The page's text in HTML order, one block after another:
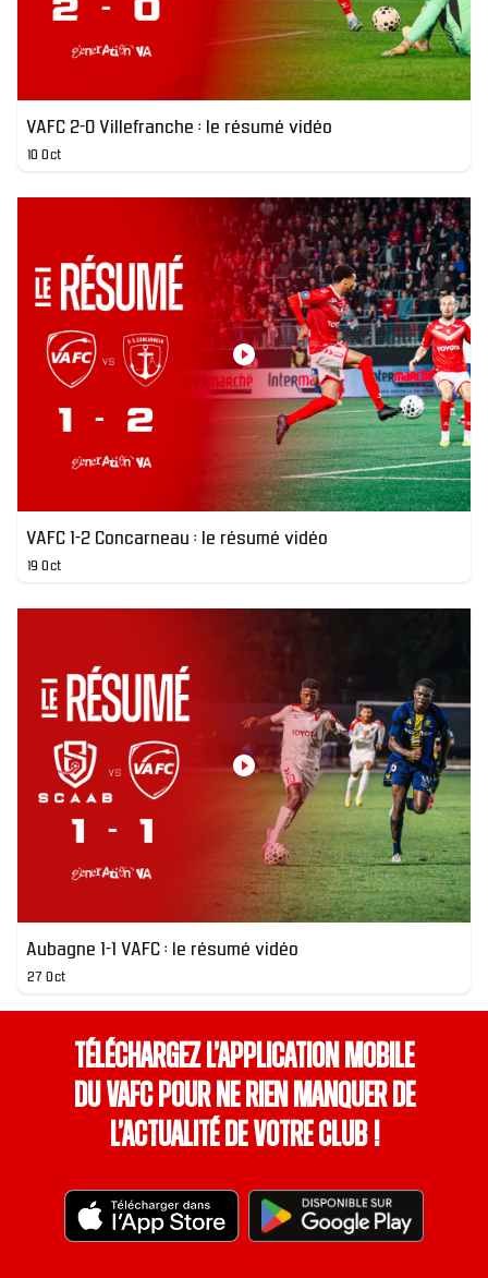
VAFC 2-0 Villefranche : le résumé vidéo
10 Oct
VAFC 1-2 Concarneau : le résumé vidéo
19 Oct
Aubagne 1-1 VAFC : le résumé vidéo
27 Oct
Téléchargez l’application mobile
du VAFC pour ne rien manquer de
l’actualité de votre club !